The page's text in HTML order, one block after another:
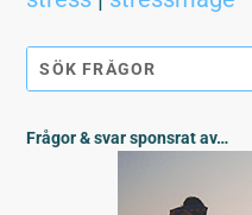
Frågor & svar sponsrat av…